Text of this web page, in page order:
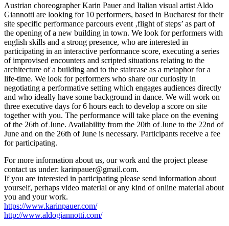
Austrian choreographer Karin Pauer and Italian visual artist Aldo
Giannotti are looking for 10 performers, based in Bucharest for their
site specific performance parcours event ‚flight of steps’ as part of
the opening of a new building in town. We look for performers with
english skills and a strong presence, who are interested in
participating in an interactive performance score, executing a series
of improvised encounters and scripted situations relating to the
architecture of a building and to the staircase as a metaphor for a
life-time. We look for performers who share our curiosity in
negotiating a performative setting which engages audiences directly
and who ideally have some background in dance. We will work on
three executive days for 6 hours each to develop a score on site
together with you. The performance will take place on the evening
of the 26th of June. Availability from the 20th of June to the 22nd of
June and on the 26th of June is necessary. Participants receive a fee
for participating.
For more information about us, our work and the project please
contact us under: karinpauer@gmail.com.
If you are interested in participating please send information about
yourself, perhaps video material or any kind of online material about
you and your work.
https://www.karinpauer.com/
http://www.aldogiannotti.com/